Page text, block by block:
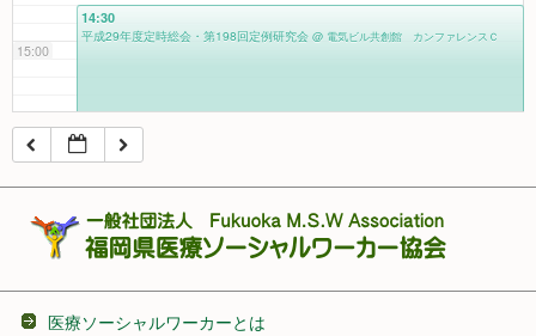
15:00
16:00
14:30
平成29年度定時総会・第198回定例研究会 @ 電気ビル共創館 カンファレンスＣ
医療ソーシャルワーカーとは